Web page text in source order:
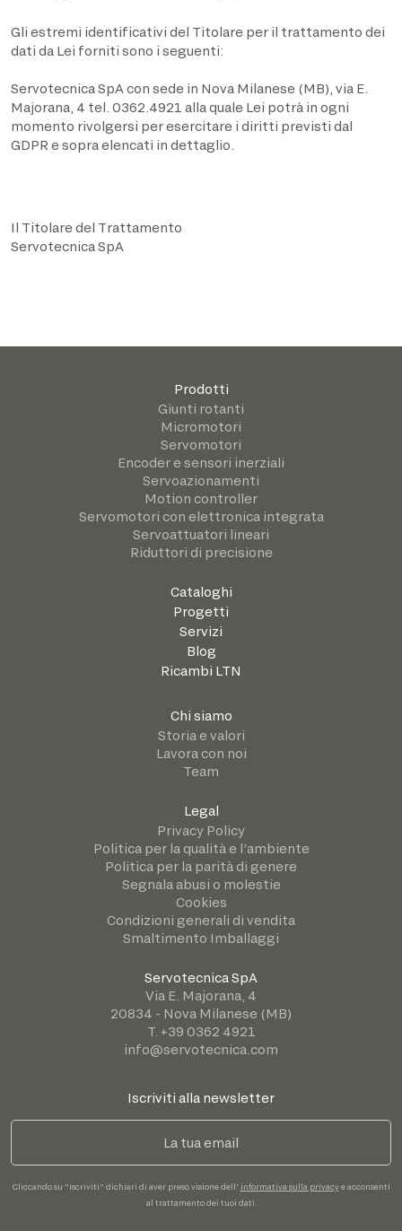
Gli estremi identificativi del Titolare per il trattamento dei
dati da Lei forniti sono i seguenti:
Servotecnica SpA con sede in Nova Milanese (MB), via E.
Majorana, 4 tel. 0362.4921 alla quale Lei potrà in ogni
momento rivolgersi per esercitare i diritti previsti dal
GDPR e sopra elencati in dettaglio.
Il Titolare del Trattamento
Servotecnica SpA
Prodotti
Giunti rotanti
Micromotori
Servomotori
Encoder e sensori inerziali
Servoazionamenti
Motion controller
Servomotori con elettronica integrata
Servoattuatori lineari
Riduttori di precisione
Cataloghi
Progetti
Servizi
Blog
Ricambi LTN
Chi siamo
Storia e valori
Lavora con noi
Team
Legal
Privacy Policy
Politica per la qualità e l’ambiente
Politica per la parità di genere
Segnala abusi o molestie
Cookies
Condizioni generali di vendita
Smaltimento Imballaggi
Servotecnica SpA
Via E. Majorana, 4
20834 - Nova Milanese (MB)
T. +39 0362 4921
info@servotecnica.com
Iscriviti alla newsletter
Cliccando su "Iscriviti" dichiari di aver preso visione dell' informativa sulla privacye acconsenti
al trattamento dei tuoi dati.